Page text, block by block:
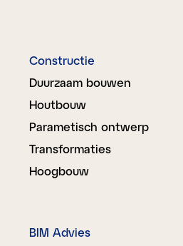
Constructie
Duurzaam bouwen
Houtbouw
Parametisch ontwerp
Transformaties
Hoogbouw
BIM Advies